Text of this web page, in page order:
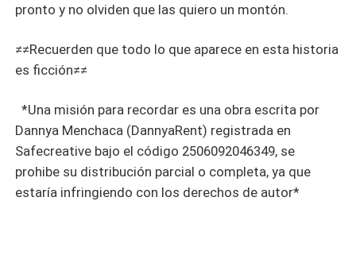
pronto y no olviden que las quiero un montón.
≠≠Recuerden que todo lo que aparece en esta historia
es ficción≠≠
*Una misión para recordar es una obra escrita por
Dannya Menchaca (DannyaRent) registrada en
Safecreative bajo el código 2506092046349, se
prohibe su distribución parcial o completa, ya que
estaría infringiendo con los derechos de autor*